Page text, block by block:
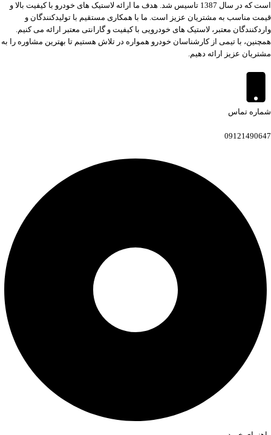
است که در سال 1387 تاسیس شد. هدف ما ارائه لاستیک های خودرو با کیفیت بالا و
قیمت مناسب به مشتریان عزیز است. ما با همکاری مستقیم با تولیدکنندگان و
واردکنندگان معتبر، لاستیک های خودرویی با کیفیت و گارانتی معتبر ارائه می کنیم.
همچنین، با تیمی از کارشناسان خودرو همواره در تلاش هستیم تا بهترین مشاوره را به
مشتریان عزیز ارائه دهیم.
شماره تماس
09121490647